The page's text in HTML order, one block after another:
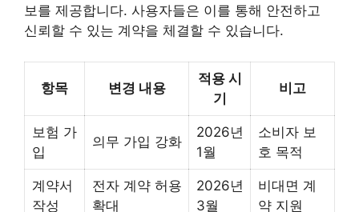
보를 제공합니다. 사용자들은 이를 통해 안전하고
신뢰할 수 있는 계약을 체결할 수 있습니다.
항목 변경 내용
적용 시
기
비고
보험 가
입
의무 가입 강화
2026년
1월
소비자 보
호 목적
계약서
작성
전자 계약 허용
확대
2026년
3월
비대면 계
약 지원